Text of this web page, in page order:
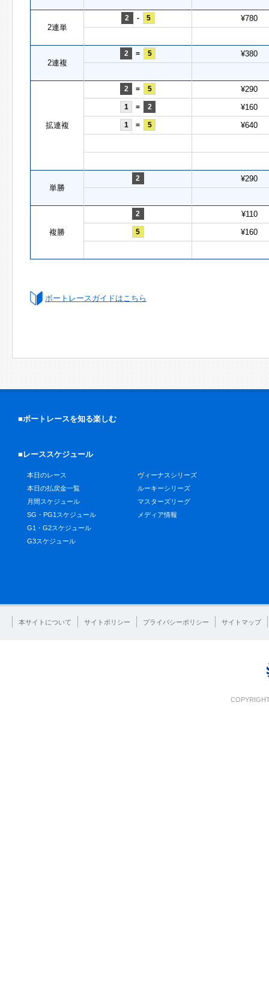
2連単
2 - 5 ¥780
2連複
2 = 5 ¥380
拡連複
2 = 5 ¥290
1 = 2 ¥160
1 = 5 ¥640
単勝
2 ¥290
複勝
2 ¥110
5 ¥160
ボートレースガイドはこちら
■ボートレースを知る楽しむ
■レーススケジュール
本日のレース
本日の払戻金一覧
月間スケジュール
SG・PG1スケジュール
G1・G2スケジュール
G3スケジュール
ヴィーナスシリーズ
ルーキーシリーズ
マスターズリーグ
メディア情報
本サイトについて サイトポリシー プライバシーポリシー サイトマップ